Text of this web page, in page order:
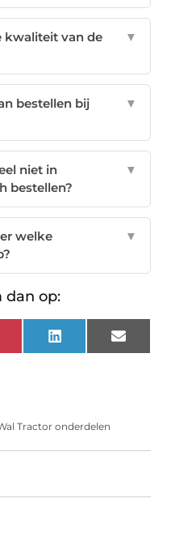
kwaliteit van de
▼
bestellen bij
▼
niet in
bestellen?
▼
welke
▼
dan op:
LinkedIn Email
Tractor onderdelen